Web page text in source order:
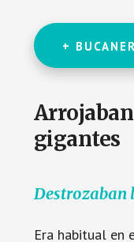
+
gigantes
Destrozaban
Era habitual en